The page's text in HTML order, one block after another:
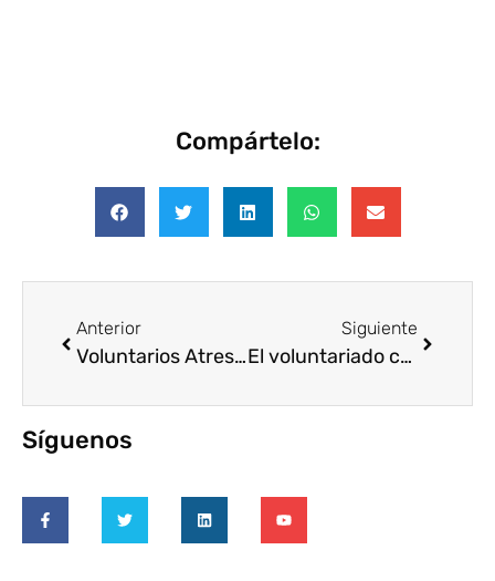
Compártelo:
Anterior
Voluntarios Atresmedia aprenden en la granja con usuarios de Fundación Aldaba
Siguiente
El voluntariado corporativo lucha contra la pobreza energética
Síguenos